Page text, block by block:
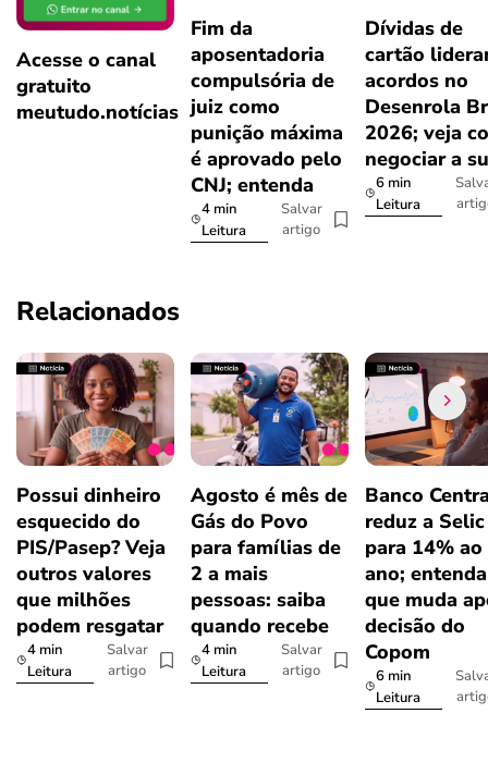
Acesse o canal
gratuito
meutudo.notícias
Fim da
aposentadoria
compulsória de
juiz como
punição máxima
é aprovado pelo
CNJ; entenda
4 min
Leitura
Salvar
artigo
Dívidas de
cartão
acordos no
Desenrola
2026; veja
negociar a
6 min
Leitura
Relacionados
Possui dinheiro
esquecido do
PIS/Pasep? Veja
outros valores
que milhões
podem resgatar
4 min
Leitura
Salvar
artigo
Agosto é mês de
Gás do Povo
para famílias de
2 a mais
pessoas: saiba
quando recebe
4 min
Leitura
Salvar
artigo
Banco
reduz a Selic
para 14% ao
ano;
que muda
decisão do
Copom
6 min
Leitura